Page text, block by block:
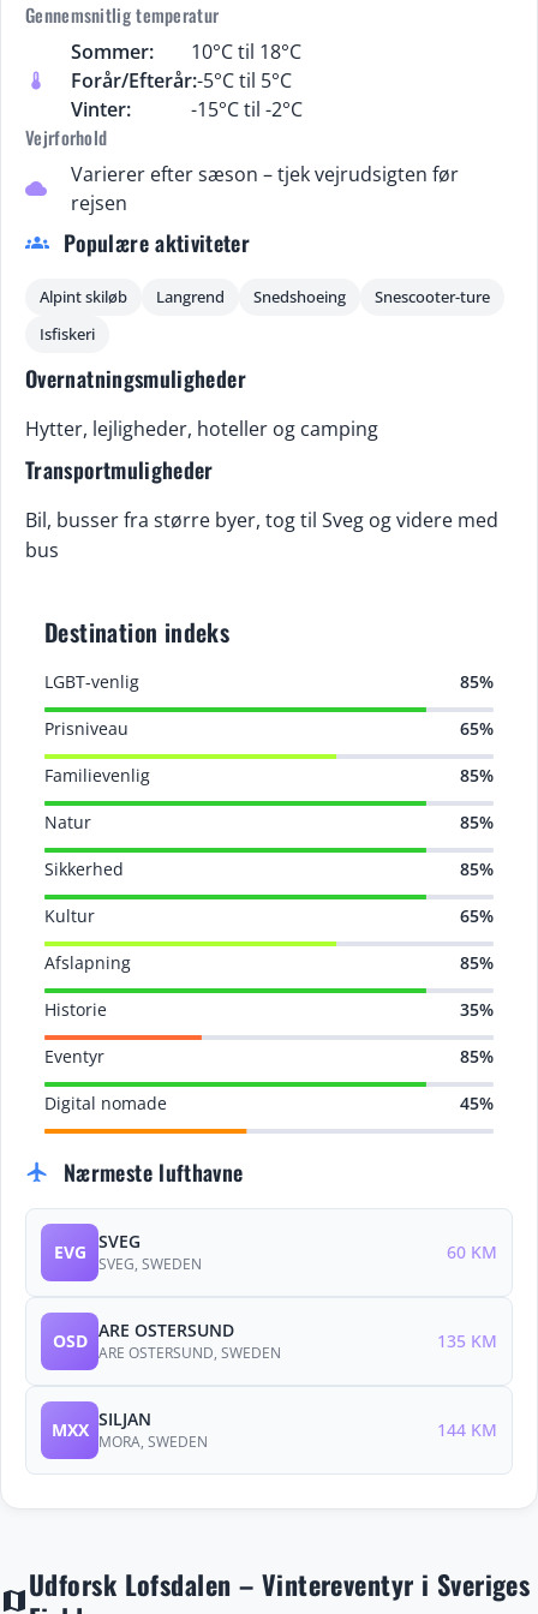
Gennemsnitlig temperatur
thermostat
Sommer:
10°C til 18°C
Forår/Efterår:-5°C til 5°C
Vinter:
-15°C til -2°C
Vejrforhold
cloud
Varierer efter sæson – tjek vejrudsigten før
rejsen
groups Populære aktiviteter
Alpint skiløb Langrend Snedshoeing
Snescooter-ture
Isfiskeri
Overnatningsmuligheder
Hytter, lejligheder, hoteller og camping
Transportmuligheder
Bil, busser fra større byer, tog til Sveg og videre med
bus
Destination indeks
LGBT-venlig 85%
Prisniveau 65%
Familievenlig 85%
Natur 85%
Sikkerhed 85%
Kultur 65%
Afslapning 85%
Historie 35%
Eventyr 85%
Digital nomade 45%
flight Nærmeste lufthavne
EVG SVEG
SVEG, SWEDEN
60 KM
OSD ARE OSTERSUND
ARE OSTERSUND, SWEDEN
135 KM
MXX SILJAN
MORA, SWEDEN
144 KM
map Udforsk Lofsdalen – Vintereventyr i Sveriges